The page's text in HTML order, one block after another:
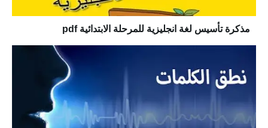
مذكرة تأسيس لغة انجليزية للمرحلة الابتدائية pdf